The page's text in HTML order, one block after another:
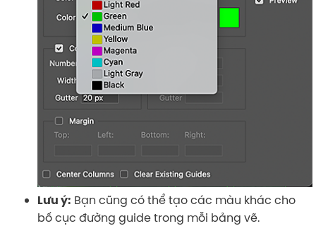
Lưu ý: Bạn cũng có thể tạo các màu khác cho
bố cục đường guide trong mỗi bảng vẽ.